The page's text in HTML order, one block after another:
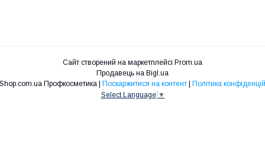
Сайт створений на маркетплейсі Prom.ua
Продавець на Bigl.ua
Niko Shop.com.ua Профкосметика | Поскаржитися на контент | Політика
Select Language ▼